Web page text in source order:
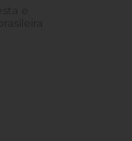
e